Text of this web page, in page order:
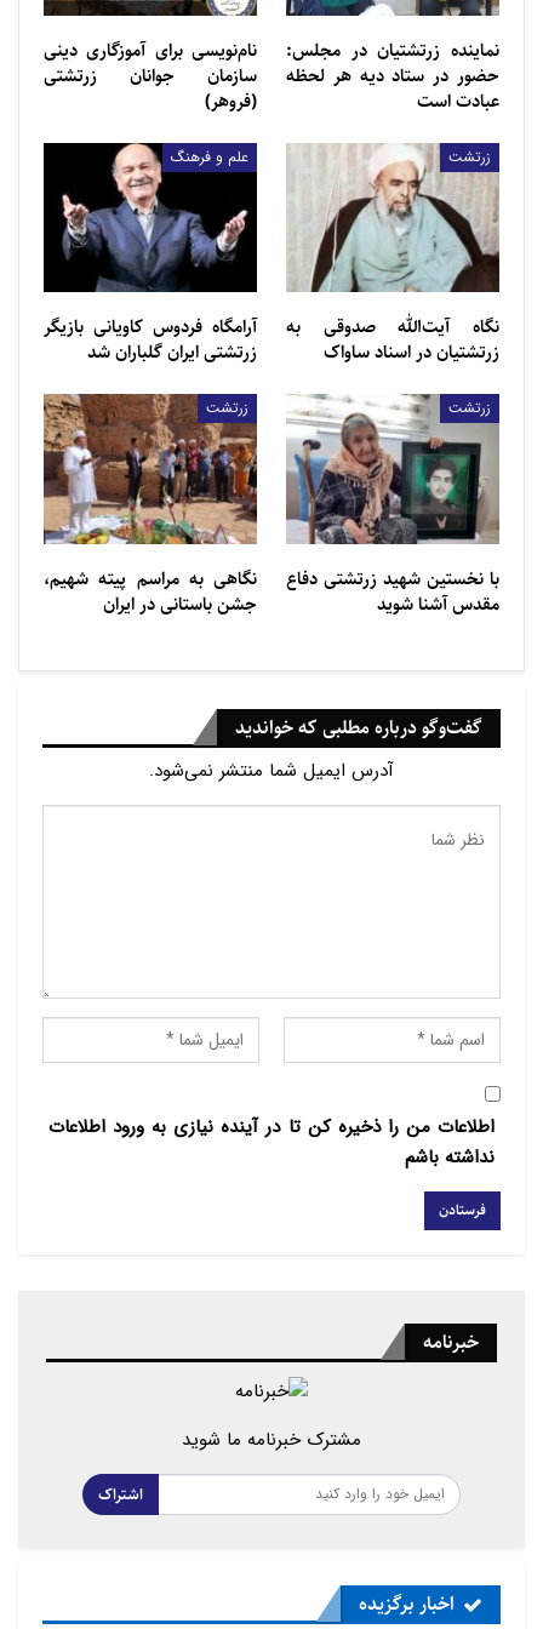
اولین مهاجر زرتشتی به تهران از اجداد ارباب کیخسرو
شاهرخ بود که همراه با آقا محمدخان قاجار به این شهر
آمد. اولین زرتشتیان تهران برای شغل باغبانی در دربار و به
وسیله درباریان به تهران آورده شدند.
نماینده زرتشتیان در مجلس:
حضور در ستاد دیه هر لحظه
عبادت است
نام‌نویسی برای آموزگاری دینی
سازمان جوانان زرتشتی
(فروهر)
زرتشت
نگاه آیت‌الله صدوقی به
زرتشتیان در اسناد ساواک
علم و فرهنگ
آرامگاه فردوس کاویانی بازیگر
زرتشتی ایران گلباران شد
زرتشت
با نخستین شهید زرتشتی دفاع
مقدس آشنا شوید
زرتشت
نگاهی به مراسم پیته شهیم،
جشن باستانی در ایران
گفت‌وگو درباره مطلبی که خواندید
آدرس ایمیل شما منتشر نمی‌شود.
اطلاعات من را ذخیره کن تا در آینده نیازی به ورود اطلاعات
نداشته باشم
خبرنامه
مشترک خبرنامه ما شوید
اشتراک
اخبار برگزیده